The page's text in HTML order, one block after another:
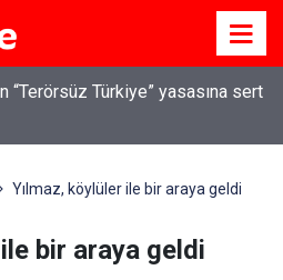
“Terörsüz Türkiye” yasasına sert
hastalıklarına karşı denetimler
Yılmaz, köylüler ile bir araya geldi
bir araya geldi